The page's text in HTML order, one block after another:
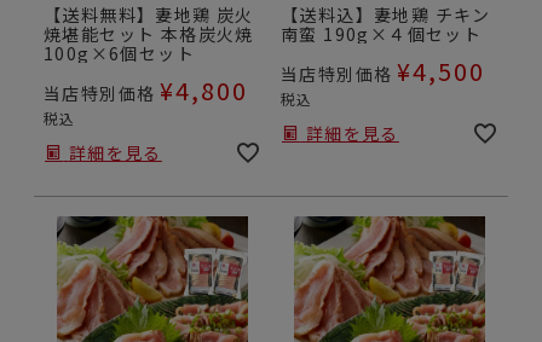
【送料無料】妻地鶏 炭火
焼堪能セット 本格炭火焼
100g×6個セット
当店特別価格 ¥4,800
税込
詳細を見る
【送料込】妻地鶏 チキン
南蛮 190g×４個セット
当店特別価格 ¥4,500
税込
詳細を見る